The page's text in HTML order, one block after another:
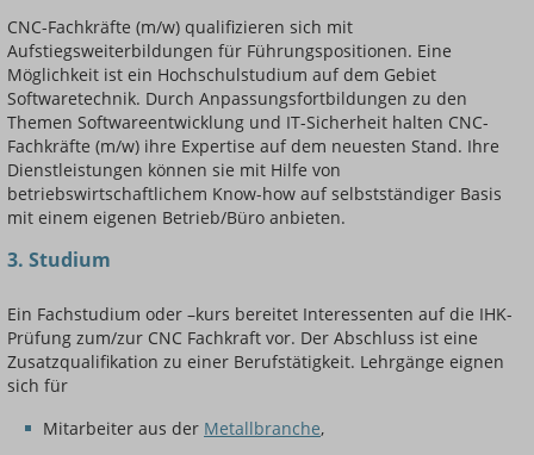
CNC-Fachkräfte (m/w) qualifizieren sich mit
Aufstiegsweiterbildungen für Führungspositionen. Eine
Möglichkeit ist ein Hochschulstudium auf dem Gebiet
Softwaretechnik. Durch Anpassungsfortbildungen zu den
Themen Softwareentwicklung und IT-Sicherheit halten CNC-
Fachkräfte (m/w) ihre Expertise auf dem neuesten Stand. Ihre
Dienstleistungen können sie mit Hilfe von
betriebswirtschaftlichem Know-how auf selbstständiger Basis
mit einem eigenen Betrieb/Büro anbieten.
3. Studium
Ein Fachstudium oder –kurs bereitet Interessenten auf die IHK-
Prüfung zum/zur CNC Fachkraft vor. Der Abschluss ist eine
Zusatzqualifikation zu einer Berufstätigkeit. Lehrgänge eignen
sich für
Mitarbeiter aus der Metallbranche,